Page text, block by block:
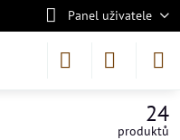
Panel uživatele
24
produktů